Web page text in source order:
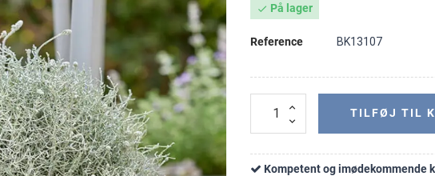
 På lager
Reference BK13107
TILFØJ TIL
Kompetent og imødekommende